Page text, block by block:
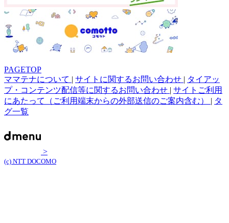
PAGETOP
ママテナについて | サイトに関するお問い合わせ | タイアッ
プ・コンテンツ配信等に関するお問い合わせ | サイトご利用
にあたって（ご利用端末からの外部送信のご案内含む） | タ
グ一覧
>
(c) NTT DOCOMO